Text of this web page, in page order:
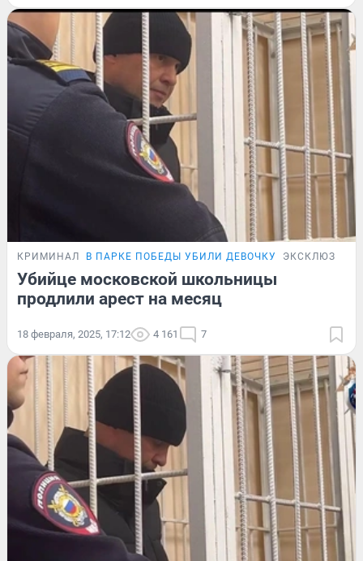
КРИМИНАЛ В ПАРКЕ ПОБЕДЫ УБИЛИ ДЕВОЧКУ ЭКСКЛЮЗИВ
Убийце московской школьницы
продлили арест на месяц
18 февраля, 2025, 17:12 4 161 7